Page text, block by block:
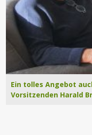
Ein tolles Angebot
Vorsitzenden Harald